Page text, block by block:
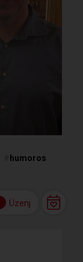
humoros
Üzenj